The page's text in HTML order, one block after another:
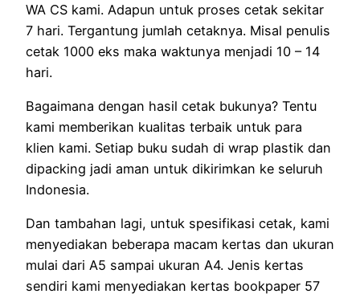
WA CS kami. Adapun untuk proses cetak sekitar
7 hari. Tergantung jumlah cetaknya. Misal penulis
cetak 1000 eks maka waktunya menjadi 10 – 14
hari.
Bagaimana dengan hasil cetak bukunya? Tentu
kami memberikan kualitas terbaik untuk para
klien kami. Setiap buku sudah di wrap plastik dan
dipacking jadi aman untuk dikirimkan ke seluruh
Indonesia.
Dan tambahan lagi, untuk spesifikasi cetak, kami
menyediakan beberapa macam kertas dan ukuran
mulai dari A5 sampai ukuran A4. Jenis kertas
sendiri kami menyediakan kertas bookpaper 57